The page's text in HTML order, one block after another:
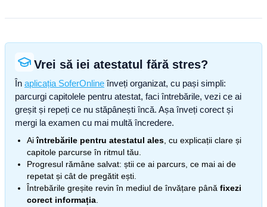
Vrei să iei atestatul fără stres?
În aplicația SoferOnline înveți organizat, cu pași simpli:
parcurgi capitolele pentru atestat, faci întrebările, vezi ce ai
greșit și repeți ce nu stăpânești încă. Așa înveți corect și
mergi la examen cu mai multă încredere.
Aiîntrebările pentru atestatul ales , cu explicații clare și
capitole parcurse în ritmul tău.
Progresul rămâne salvat: știi ce ai parcurs, ce mai ai de
repetat și cât de pregătit ești.
Întrebările greșite revin în mediul de învățare până fixezi
corect informația